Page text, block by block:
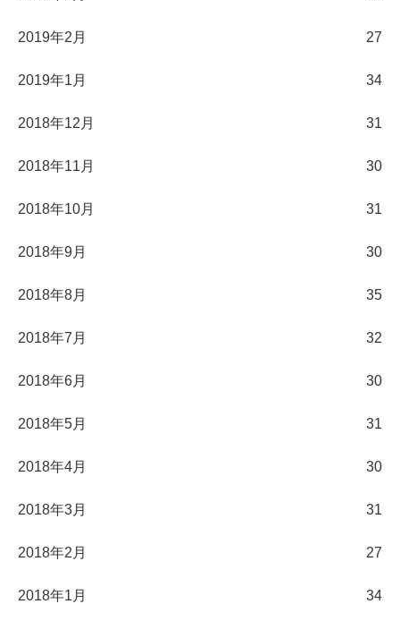
2019年2月 27
2019年1月 34
2018年12月 31
2018年11月 30
2018年10月 31
2018年9月 30
2018年8月 35
2018年7月 32
2018年6月 30
2018年5月 31
2018年4月 30
2018年3月 31
2018年2月 27
2018年1月 34